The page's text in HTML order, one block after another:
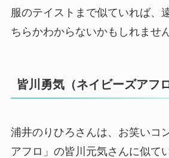
服のテイストまで似ていれば、
ちらかわからないかもしれません
皆川勇気（ネイビーズアフロ
浦井のりひろさんは、お笑いコ
アフロ」の皆川元気さんに似て